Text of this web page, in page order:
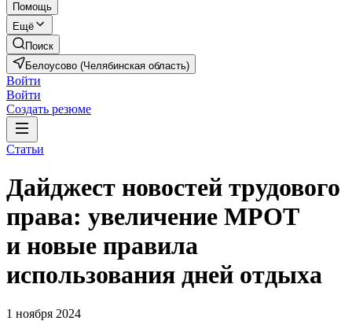
Помощь
Ещё
Поиск
Белоусово (Челябинская область)
Войти
Войти
Создать резюме
Статьи
Дайджест новостей трудового
права: увеличение МРОТ
и новые правила
использования дней отдыха
1 ноября 2024